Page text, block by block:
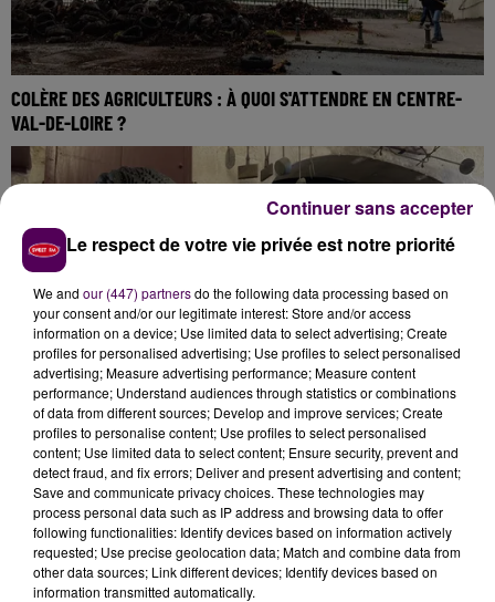
COLÈRE DES AGRICULTEURS : À QUOI S'ATTENDRE EN CENTRE-
VAL-DE-LOIRE ?
L'UNIVERS D'HARRY POTTER RECONSTITUÉ EN LEGO AU CHÂTEAU
DE VALENÇAY
Le respect de votre vie privée est notre priorité
We and our (447) partnersdo the following data processing based on
your consent and/or our legitimate interest: Store and/or access
information on a device; Use limited data to select advertising; Create
profiles for personalised advertising; Use profiles to select personalised
advertising; Measure advertising performance; Measure content
performance; Understand audiences through statistics or combinations
of data from different sources; Develop and improve services; Create
profiles to personalise content; Use profiles to select personalised
content; Use limited data to select content; Ensure security, prevent and
detect fraud, and fix errors; Deliver and present advertising and content;
Save and communicate privacy choices. These technologies may
process personal data such as IP address and browsing data to offer
following functionalities: Identify devices based on information actively
requested; Use precise geolocation data; Match and combine data from
other data sources; Link different devices; Identify devices based on
information transmitted automatically.
Continuer sans accepter